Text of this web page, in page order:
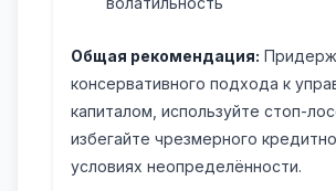
Общая рекомендация:
консервативного подхода к
капиталом, используйте стоп-
избегайте чрезмерного
условиях неопределённости.